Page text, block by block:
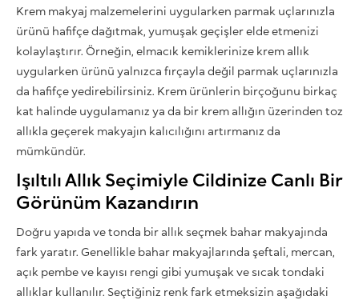
Krem makyaj malzemelerini uygularken parmak uçlarınızla
ürünü hafifçe dağıtmak, yumuşak geçişler elde etmenizi
kolaylaştırır. Örneğin, elmacık kemiklerinize krem allık
uygularken ürünü yalnızca fırçayla değil parmak uçlarınızla
da hafifçe yedirebilirsiniz. Krem ürünlerin birçoğunu birkaç
kat halinde uygulamanız ya da bir krem allığın üzerinden toz
allıkla geçerek makyajın kalıcılığını artırmanız da
mümkündür.
Işıltılı Allık Seçimiyle Cildinize Canlı Bir
Görünüm Kazandırın
Doğru yapıda ve tonda bir allık seçmek bahar makyajında
fark yaratır. Genellikle bahar makyajlarında şeftali, mercan,
açık pembe ve kayısı rengi gibi yumuşak ve sıcak tondaki
allıklar kullanılır. Seçtiğiniz renk fark etmeksizin aşağıdaki